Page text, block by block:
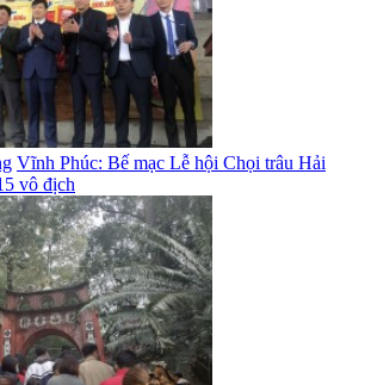
Vĩnh Phúc: Bế mạc Lễ hội Chọi trâu Hải
vô địch